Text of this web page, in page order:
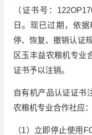
（证书号：
日。现已过期，依
停、恢复、撤销认证
区玉丰益农粮机专业
证书予以注销。
自有机产品认证证书
农粮机专业合作社应：
（1）立即停止使用